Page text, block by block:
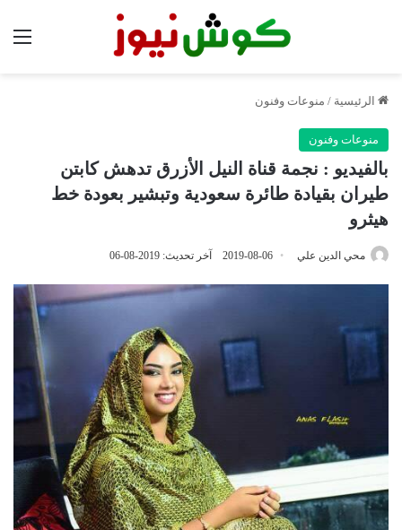
الرئيسية / منوعات وفنون
منوعات وفنون
بالفيديو : نجمة قناة النيل الأزرق تدهش كابتن
طيران بقيادة طائرة سعودية وتبشير بعودة خط
هيثرو
محي الدين علي 2019-08-06 آخر تحديث: 2019-08-06